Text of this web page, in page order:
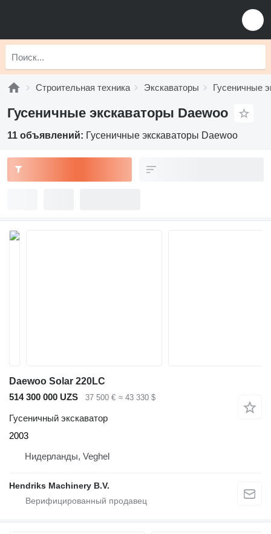
Строительная техника Экскаваторы Гусеничные
Гусеничные экскаваторы Daewoo
11 объявлений: Гусеничные экскаваторы Daewoo
Daewoo Solar 220LC
514 300 000 UZS
37 500 € ≈ 43 330 $
Гусеничный экскаватор
2003
Нидерланды, Veghel
Hendriks Machinery B.V.